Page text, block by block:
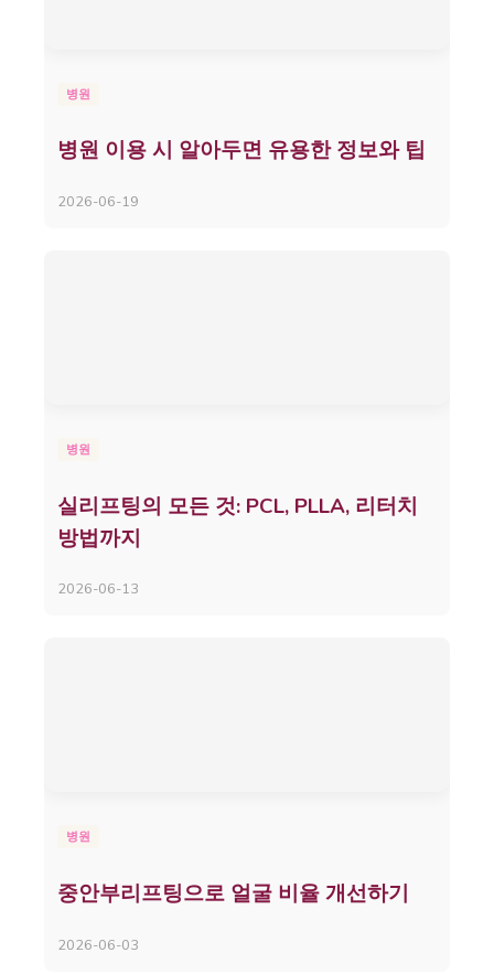
병원
병원 이용 시 알아두면 유용한 정보와 팁
2026-06-19
병원
실리프팅의 모든 것: PCL, PLLA, 리터치
방법까지
2026-06-13
병원
중안부리프팅으로 얼굴 비율 개선하기
2026-06-03